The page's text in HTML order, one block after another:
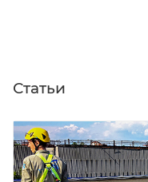
Статьи